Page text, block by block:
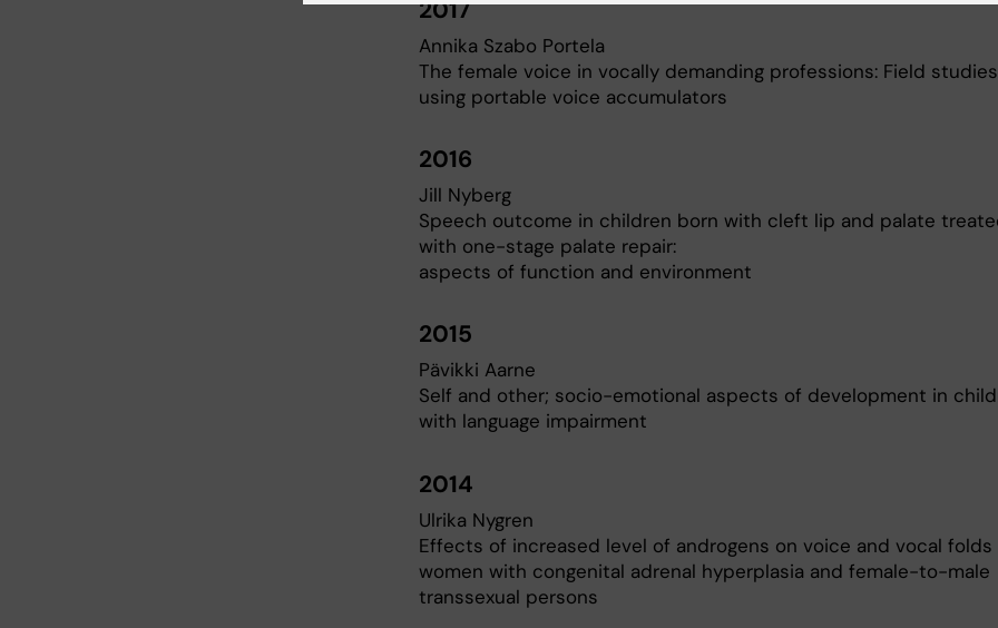
2017
Annika Szabo Portela
The female voice in vocally demanding professions: Field studies
using portable voice accumulators
2016
Jill Nyberg
Speech outcome in children born with cleft lip and palate
with one-stage palate repair:
aspects of function and environment
2015
Pävikki Aarne
Self and other; socio-emotional aspects of development in
with language impairment
2014
Ulrika Nygren
Effects of increased level of androgens on voice and vocal folds
women with congenital adrenal hyperplasia and female-to-male
transsexual persons